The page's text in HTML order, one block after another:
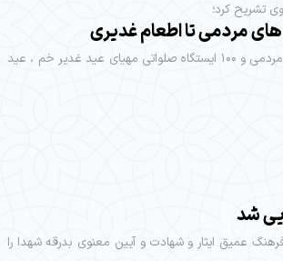
تشریح کرد؛
مردمی تا اطعام غدیری
شهر دارالمومنین خوی با راه اندازی ۴۰ موکب مردمی و ۱۰۰ ایستگاه صلواتی مهیای عید غدیر خم ، عید
شد
عمیق ایثار و شهادت و آیین معنوی بدرقه شهدا را